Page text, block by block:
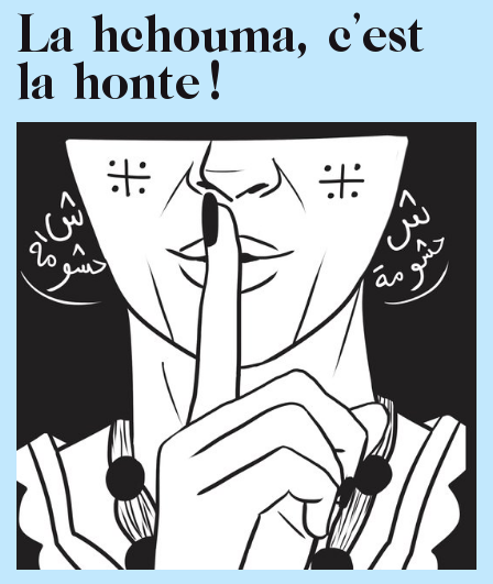
La hchouma, c’est
la honte !